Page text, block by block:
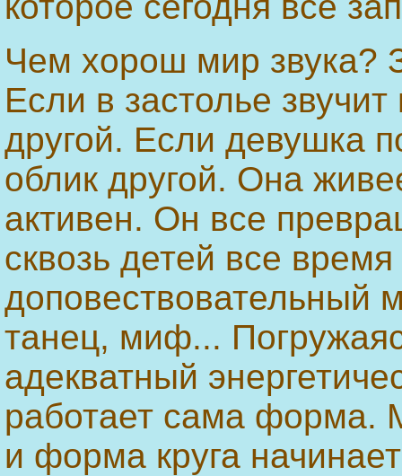
Чем хорош мир звука?
Если в застолье
другой. Если девушка
облик другой. Она
активен. Он все
сквозь детей все
доповествовательный
танец, миф...
адекватный
работает сама форма.
и форма круга